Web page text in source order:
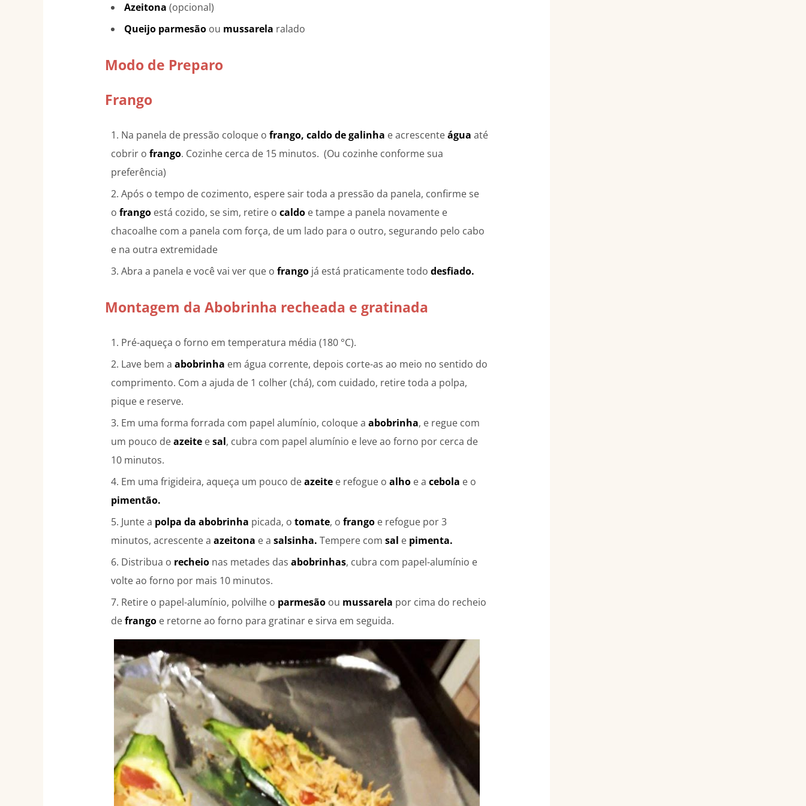
Azeitona (opcional)
Queijo parmesão ou mussarela ralado
Modo de Preparo
Frango
Na panela de pressão coloque o frango, caldo de galinha e acrescenteágua até
cobrir o frango. Cozinhe cerca de 15 minutos. (Ou cozinhe conforme sua
preferência)
Após o tempo de cozimento, espere sair toda a pressão da panela, confirme se
o frangoestá cozido, se sim, retire o caldo e tampe a panela novamente e
chacoalhe com a panela com força, de um lado para o outro, segurando pelo cabo
e na outra extremidade
Abra a panela e você vai ver que o frangojá está praticamente todo desfiado.
Montagem da Abobrinha recheada e gratinada
Pré-aqueça o forno em temperatura média (180 °C).
Lave bem a abobrinha em água corrente, depois corte-as ao meio no sentido do
comprimento. Com a ajuda de 1 colher (chá), com cuidado, retire toda a polpa,
pique e reserve.
Em uma forma forrada com papel alumínio, coloque a abobrinha, e regue com
um pouco deazeiteesal, cubra com papel alumínio e leve ao forno por cerca de
10 minutos.
Em uma frigideira, aqueça um pouco deazeitee refogue o alhoe a cebola e o
pimentão.
Junte a polpa da abobrinha picada, o tomate, o frangoe refogue por 3
minutos, acrescente a azeitona e a salsinha. Tempere com sal e pimenta.
Distribua o recheionas metades das abobrinhas, cubra com papel-alumínio e
volte ao forno por mais 10 minutos.
Retire o papel-alumínio, polvilhe o parmesãoou mussarela por cima do recheio
defrango e retorne ao forno para gratinar e sirva em seguida.